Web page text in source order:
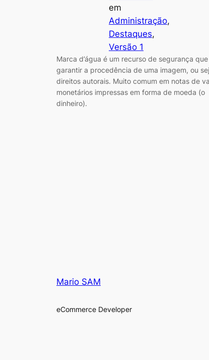
em
Administração
Destaques
Versão 1
Marca d’água é um recurso de segurança
garantir a procedência de uma imagem, ou
direitos autorais. Muito comum em notas de
monetários impressas em forma de moeda (o
dinheiro).
Mario SAM
eCommerce Developer